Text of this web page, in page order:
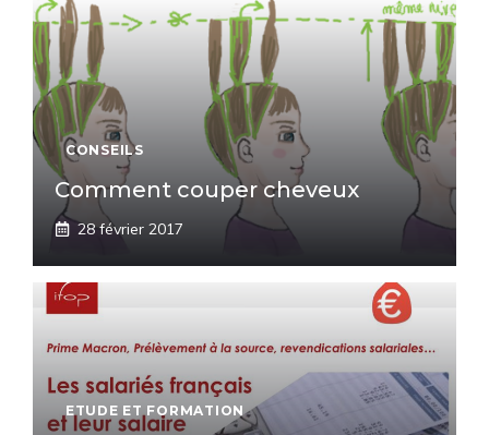
CONSEILS
Comment couper cheveux
28 février 2017
ETUDE ET FORMATION